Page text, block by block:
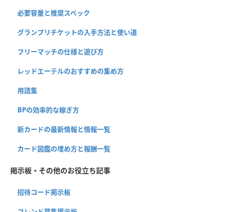
必要容量と推奨スペック
グランプリチケットの入手方法と使い道
フリーマッチの仕様と遊び方
レッドエーテルのおすすめの集め方
用語集
BPの効率的な稼ぎ方
新カードの最新情報と情報一覧
カード図鑑の埋め方と報酬一覧
掲示板・その他のお役立ち記事
招待コード掲示板